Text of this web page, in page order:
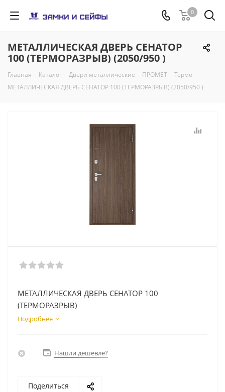
0
МЕТАЛЛИЧЕСКАЯ ДВЕРЬ СЕНАТОР
100 (ТЕРМОРАЗРЫВ) (2050/950 )
Главная - Каталог - Двери металлические - ПРОМЕТ - Термо -
МЕТАЛЛИЧЕСКАЯ ДВЕРЬ СЕНАТОР 100 (ТЕРМОРАЗРЫВ) (2050/950 )
МЕТАЛЛИЧЕСКАЯ ДВЕРЬ СЕНАТОР 100
(ТЕРМОРАЗРЫВ)
Подробнее
Нашли дешевле?
Поделиться